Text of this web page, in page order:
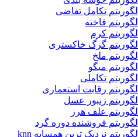
الگوریتم تکامل تفاضی
الگوریتم فاخته
الگوریتم کرم
الگوریتم گرگ خاکستری
الگوریتم ملخ
الگوریتم میگو
الگوریتم تکاملی
الگوریتم رقابت استعماری
الگوریتم زنبور عسل
الگوریتم علف هرز
الگوریتم فروشنده دوره گرد
الگوریتم نزدیک ترین همسایه knn